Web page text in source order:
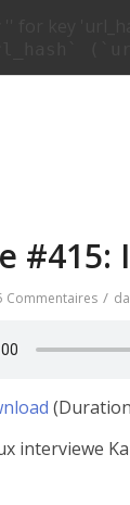
Commentaires /
interviewe